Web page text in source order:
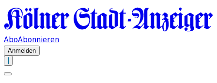
AboAbonnieren
Anmelden